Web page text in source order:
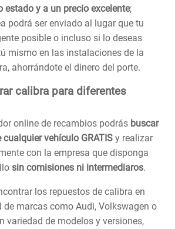
estado y a un precio excelente;
podrá ser enviado al lugar que tu
posible o incluso si lo deseas
mismo en las instalaciones de la
ahorrándote el dinero del porte.
calibra para diferentes
online de recambios podrás buscar
vehículo GRATIS y realizar
con la empresa que disponga
sin comisiones ni intermediaros.
los repuestos de calibra en
de marcas como Audi, Volkswagen o
variedad de modelos y versiones,